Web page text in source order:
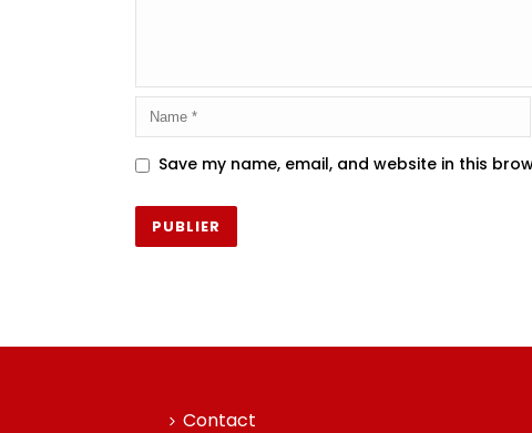
Save my name, email, and website in this
Contact